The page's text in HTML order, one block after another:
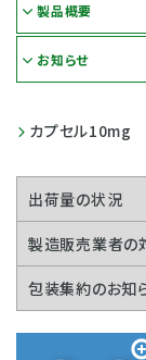
製品概要
お知らせ
カプセル10mg
出荷量の状況
製造販売業者の
包装集約のお知